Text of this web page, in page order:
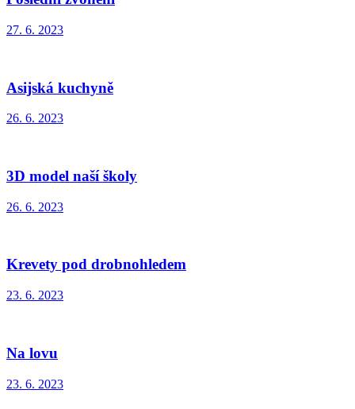
27. 6. 2023
Asijská kuchyně
26. 6. 2023
3D model naší školy
26. 6. 2023
Krevety pod drobnohledem
23. 6. 2023
Na lovu
23. 6. 2023